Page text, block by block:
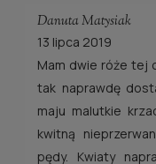
Danuta Matysiak
13 lipca 2019
Mam dwie róże tej
tak naprawdę
maju malutkie
kwitną
pędy. Kwiaty